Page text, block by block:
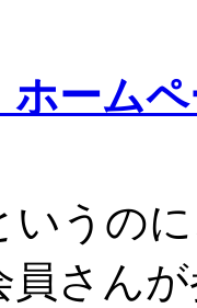
ームペ
いうの
員さん